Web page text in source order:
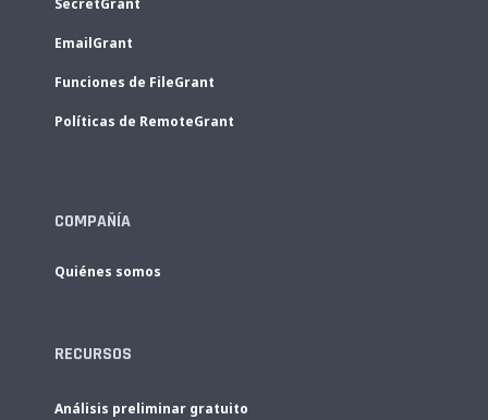
SecretGrant
EmailGrant
Funciones de FileGrant
Políticas de RemoteGrant
COMPAÑÍA
Quiénes somos
RECURSOS
Análisis preliminar gratuito